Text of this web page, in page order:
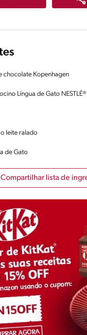
chocolate Kopenhagen
Língua de Gato
leite ralado
de Gato
Compartilhar lista de